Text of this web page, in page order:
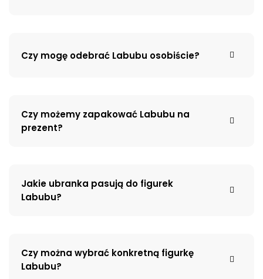
Czy mogę odebrać Labubu osobiście?
Czy możemy zapakować Labubu na
prezent?
Jakie ubranka pasują do figurek
Labubu?
Czy można wybrać konkretną figurkę
Labubu?